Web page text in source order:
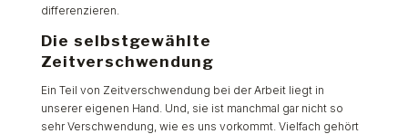
differenzieren.
Die selbstgewählte
Zeitverschwendung
Ein Teil von Zeitverschwendung bei der Arbeit liegt in
unserer eigenen Hand. Und, sie ist manchmal gar nicht so
sehr Verschwendung, wie es uns vorkommt. Vielfach gehört